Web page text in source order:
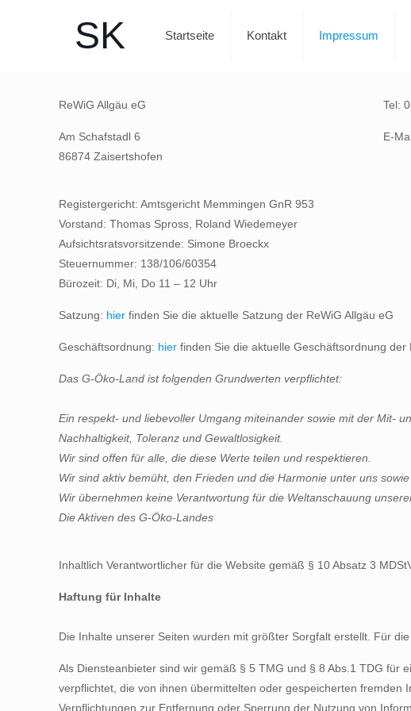
SK Startseite Kontakt Impressum
ReWiG Allgäu eG
Am Schafstadl 6
86874 Zaisertshofen
Tel:
E-
Registergericht: Amtsgericht Memmingen GnR 953
Vorstand: Thomas Spross, Roland Wiedemeyer
Aufsichtsratsvorsitzende: Simone Broeckx
Steuernummer: 138/106/60354
Bürozeit: Di, Mi, Do 11 – 12 Uhr
Satzung: hier finden Sie die aktuelle Satzung der ReWiG Allgäu eG
Geschäftsordnung: hier finden Sie die aktuelle Geschäftsordnung der
Das G-Öko-Land ist folgenden Grundwerten verpflichtet:
Ein respekt- und liebevoller Umgang miteinander sowie mit der Mit-
Nachhaltigkeit, Toleranz und Gewaltlosigkeit.
Wir sind offen für alle, die diese Werte teilen und respektieren.
Wir sind aktiv bemüht, den Frieden und die Harmonie unter uns
Wir übernehmen keine Verantwortung für die Weltanschauung
Die Aktiven des G-Öko-Landes
Inhaltlich Verantwortlicher für die Website gemäß § 10 Absatz 3
Haftung für Inhalte
Die Inhalte unserer Seiten wurden mit größter Sorgfalt erstellt. Für
Als Diensteanbieter sind wir gemäß § 5 TMG und § 8 Abs.1 TDG für
verpflichtet, die von ihnen übermittelten oder gespeicherten fremden
Verpflichtungen zur Entfernung oder Sperrung der Nutzung von